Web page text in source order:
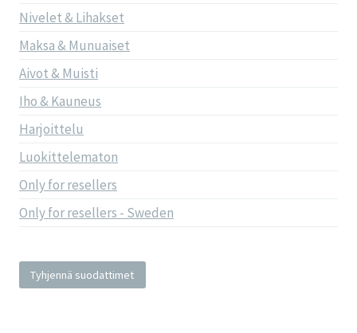
Nivelet & Lihakset
Maksa & Munuaiset
Aivot & Muisti
Iho & Kauneus
Harjoittelu
Luokittelematon
Only for resellers
Only for resellers - Sweden
Tyhjennä suodattimet